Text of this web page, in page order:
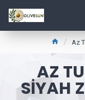
Az
AZ
SIYAH